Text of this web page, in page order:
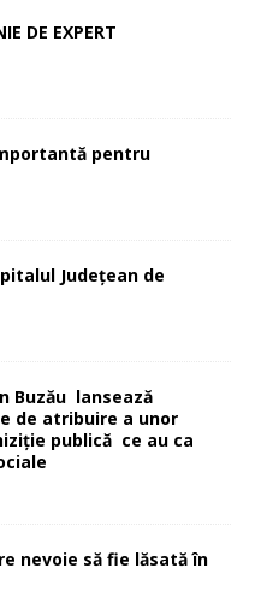
DE EXPERT
pentru
Județean de
Buzău lansează
de atribuire a unor
publică ce au ca
nevoie să fie lăsată în